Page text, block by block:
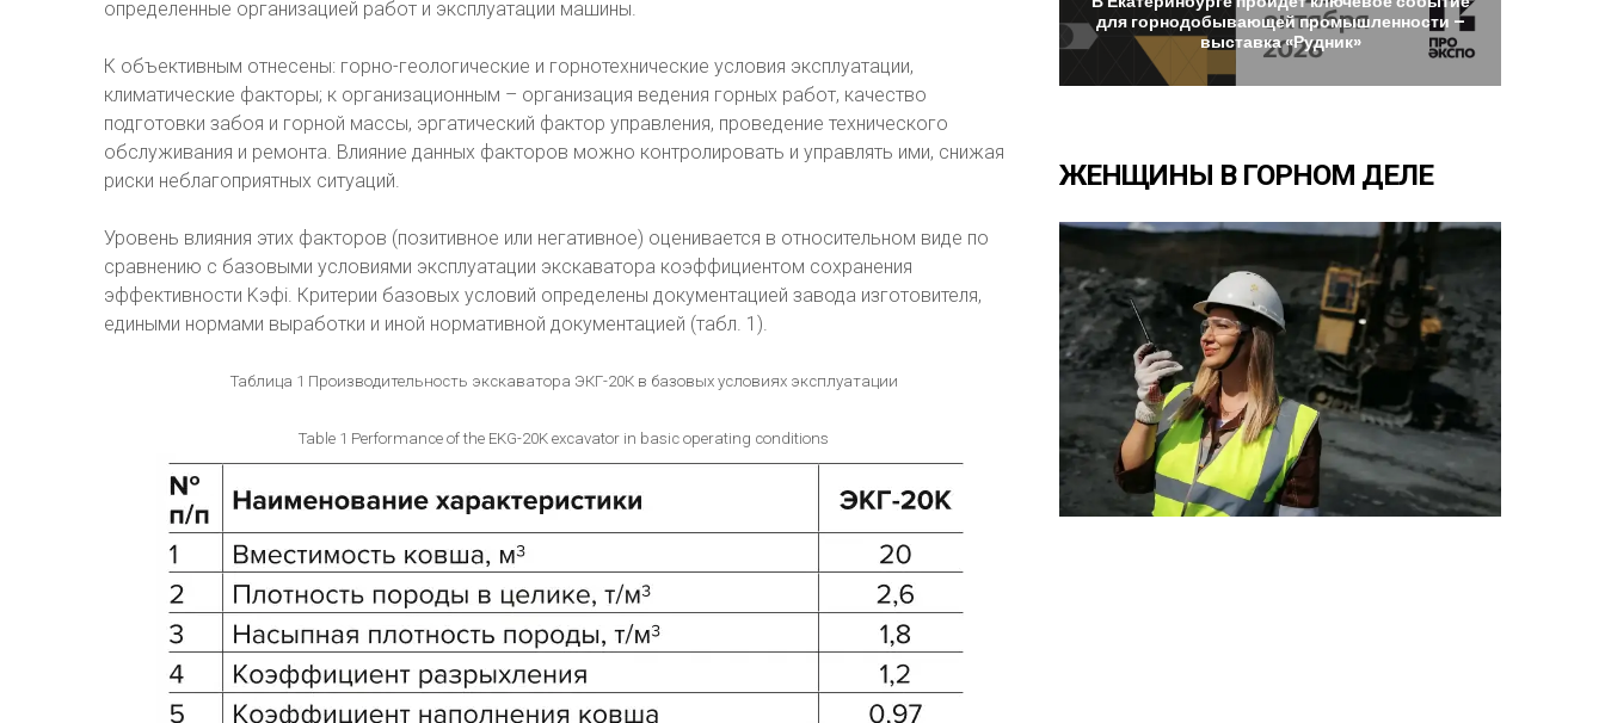
определенные организацией работ и эксплуатации машины.
К объективным отнесены: горно-геологические и горнотехнические условия эксплуатации,
климатические факторы; к организационным – организация ведения горных работ, качество
подготовки забоя и горной массы, эргатический фактор управления, проведение технического
обслуживания и ремонта. Влияние данных факторов можно контролировать и управлять ими, снижая
риски неблагоприятных ситуаций.
Уровень влияния этих факторов (позитивное или негативное) оценивается в относительном виде по
сравнению с базовыми условиями эксплуатации экскаватора коэффициентом сохранения
эффективности Kэфi. Критерии базовых условий определены документацией завода изготовителя,
едиными нормами выработки и иной нормативной документацией (табл. 1).
Таблица 1 Производительность экскаватора ЭКГ-20К в базовых условиях эксплуатации
Table 1 Performance of the EKG-20K excavator in basic operating conditions
для горнодобывающейпромышленности –
выставка«Рудник»
ЖЕНЩИНЫ В ГОРНОМ ДЕЛЕ